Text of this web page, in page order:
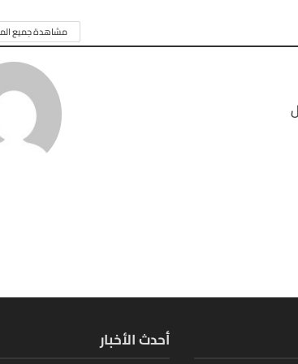
مشاهدة جميع
أحدث الأخبار